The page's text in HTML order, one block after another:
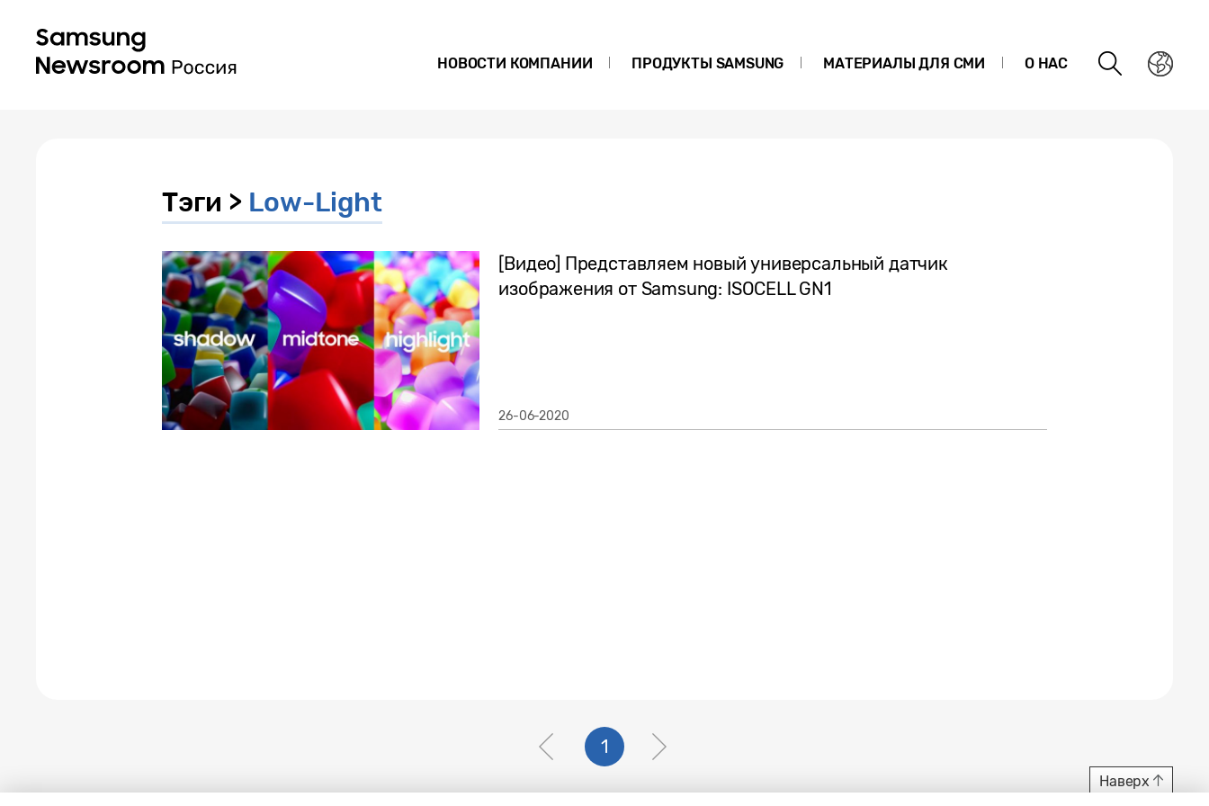
НОВОСТИ КОМПАНИИ ПРОДУКТЫ SAMSUNG МАТЕРИАЛЫ ДЛЯ СМИ О НАС
Тэги > Low-Light
[Видео] Представляем новый универсальный датчик
изображения от Samsung: ISOCELL GN1
26-06-2020
1
Наверх